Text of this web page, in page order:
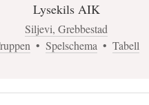
Lysekils AIK
Siljevi, Grebbestad
• Spelschema • Tabell